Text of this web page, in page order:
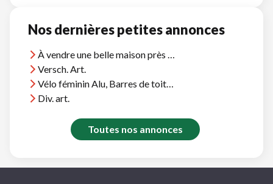
Nos dernières petites annonces
À vendre une belle maison près d'Agadir, vue océan, près plages et terrains golf
Versch. Art.
Vélo féminin Alu, Barres de toit Thule, et divers
Div. art.
Toutes nos annonces